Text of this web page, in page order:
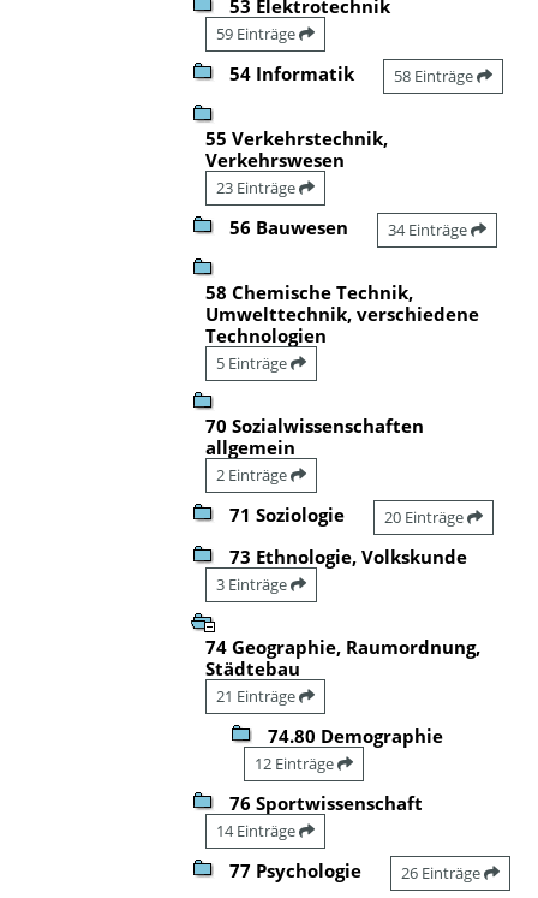
53 Elektrotechnik
59 Einträge
54 Informatik 58 Einträge
55 Verkehrstechnik,
Verkehrswesen
23 Einträge
56 Bauwesen 34 Einträge
58 Chemische Technik,
Umwelttechnik, verschiedene
Technologien
5 Einträge
70 Sozialwissenschaften
allgemein
2 Einträge
71 Soziologie 20 Einträge
73 Ethnologie, Volkskunde
3 Einträge
74 Geographie, Raumordnung,
Städtebau
21 Einträge
74.80 Demographie
12 Einträge
76 Sportwissenschaft
14 Einträge
77 Psychologie 26 Einträge